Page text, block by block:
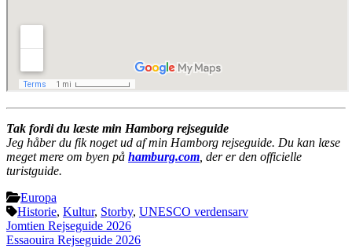
Tak fordi du læste min Hamborg rejseguide
Jeg håber du fik noget ud af min Hamborg rejseguide. Du kan læse
meget mere om byen på hamburg.com , der er den officielle
turistguide.
Europa
Historie, Kultur, Storby, UNESCO verdensarv
Indlægsnavigation
Jomtien Rejseguide 2026
Essaouira Rejseguide 2026